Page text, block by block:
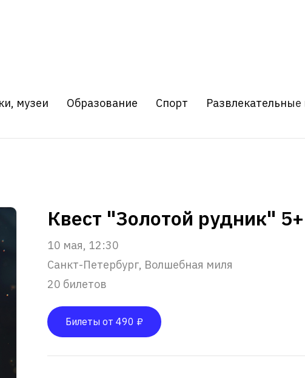
музеи Образование Спорт
Квест "Золотой рудник" 5+
10 мая, 12:30
Санкт-Петербург, Волшебная миля
20 билетов
Билеты от 490 ₽